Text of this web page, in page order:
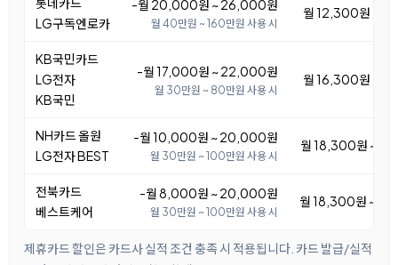
LG구독엔로카
-월 20,000원 ~ 26,000원
월 40만원 ~ 160만원 사용 시
월 12,300원 ~
KB국민카드
LG전자
KB국민
-월 17,000원 ~ 22,000원
월 30만원 ~ 80만원 사용 시
월 16,300원 ~
NH카드 올원
LG전자 BEST
-월 10,000원 ~ 20,000원
월 30만원 ~ 100만원 사용 시
월 18,300원 ~
전북카드
베스트케어
-월 8,000원 ~ 20,000원
월 30만원 ~ 100만원 사용 시
월 18,300원 ~
제휴카드 할인은 카드사 실적 조건 충족 시 적용됩니다. 카드 발급/실적